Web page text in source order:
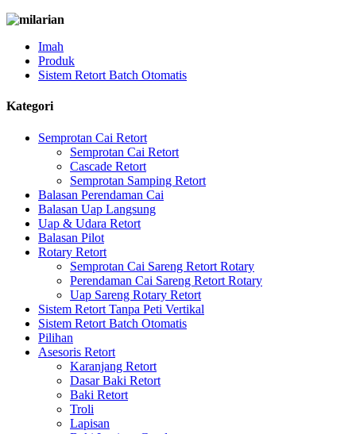
Imah
Produk
Sistem Retort Batch Otomatis
Kategori
Semprotan Cai Retort
Semprotan Cai Retort
Cascade Retort
Semprotan Samping Retort
Balasan Perendaman Cai
Balasan Uap Langsung
Uap & Udara Retort
Balasan Pilot
Rotary Retort
Semprotan Cai Sareng Retort Rotary
Perendaman Cai Sareng Retort Rotary
Uap Sareng Rotary Retort
Sistem Retort Tanpa Peti Vertikal
Sistem Retort Batch Otomatis
Pilihan
Asesoris Retort
Karanjang Retort
Dasar Baki Retort
Baki Retort
Troli
Lapisan